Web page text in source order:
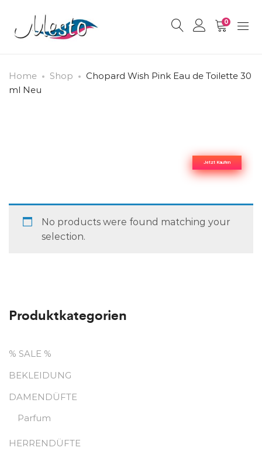
0
Home Shop
Chopard Wish Pink Eau de Toilette 30
ml Neu
Jetzt Kaufen
No products were found matching your
selection.
Produktkategorien
% SALE %
BEKLEIDUNG
DAMENDÜFTE
Parfum
HERRENDÜFTE